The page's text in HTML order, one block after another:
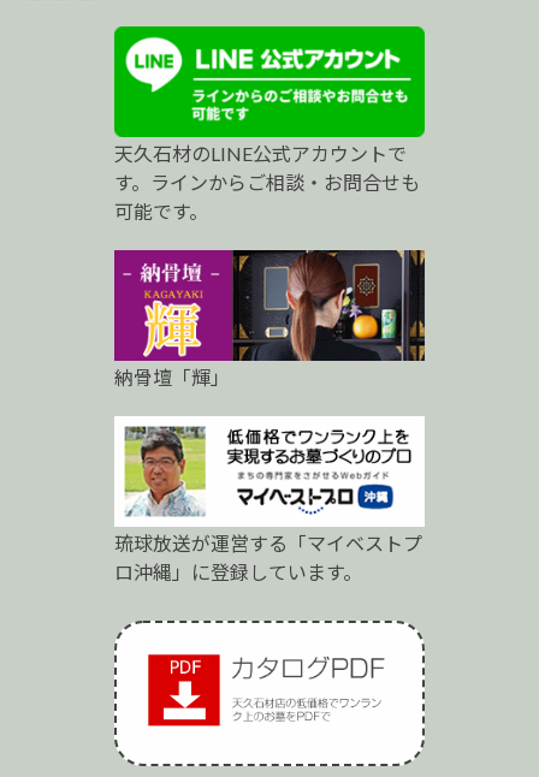
ス
ト
ロ
天久石材のLINE公式アカウントで
す。ラインからご相談・お問合せも
可能です。
納骨壇「輝」
琉球放送が運営する「マイベストプ
ロ沖縄」に登録しています。